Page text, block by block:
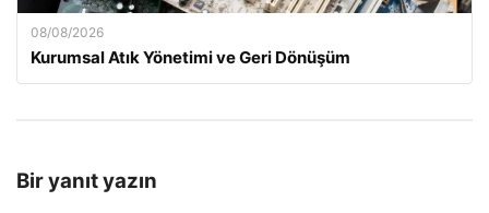
08/08/2026
Kurumsal Atık Yönetimi ve Geri Dönüşüm
Bir yanıt yazın